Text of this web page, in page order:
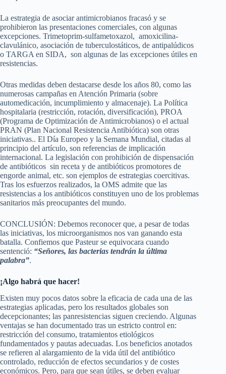
La estrategia de asociar antimicrobianos fracasó y se
prohibieron las presentaciones comerciales, con algunas
excepciones. Trimetoprim-sulfametoxazol, amoxicilina-
clavulánico, asociación de tuberculostáticos, de antipalúdicos
o TARGA en SIDA, son algunas de las excepciones útiles en
resistencias.
Otras medidas deben destacarse desde los años 80, como las
numerosas campañas en Atención Primaria (sobre
automedicación, incumplimiento y almacenaje). La Política
hospitalaria (restricción, rotación, diversificación), PROA
(Programa de Optimización de Antimicrobianos) o el actual
PRAN (Plan Nacional Resistencia Antibiótica) son otras
iniciativas.. El Día Europeo y la Semana Mundial, citadas al
principio del artículo, son referencias de implicación
internacional. La legislación con prohibición de dispensación
de antibióticos sin receta y de antibióticos promotores de
engorde animal, etc. son ejemplos de estrategias coercitivas.
Tras los esfuerzos realizados, la OMS admite que las
resistencias a los antibióticos constituyen uno de los problemas
sanitarios más preocupantes del mundo.
CONCLUSIÓN: Debemos reconocer que, a pesar de todas
las iniciativas, los microorganismos nos van ganando esta
batalla. Confiemos que Pasteur se equivocara cuando
sentenció: “Señores, las bacterias tendrán la última
palabra”.
¡Algo habrá que hacer!
Existen muy pocos datos sobre la eficacia de cada una de las
estrategias aplicadas, pero los resultados globales son
decepcionantes; las panresistencias siguen creciendo. Algunas
ventajas se han documentado tras un estricto control en:
restricción del consumo, tratamientos etiológicos
fundamentados y pautas adecuadas. Los beneficios anotados
se refieren al alargamiento de la vida útil del antibiótico
controlado, reducción de efectos secundarios y de costes
económicos. Pero, para que sean útiles, se deben evaluar